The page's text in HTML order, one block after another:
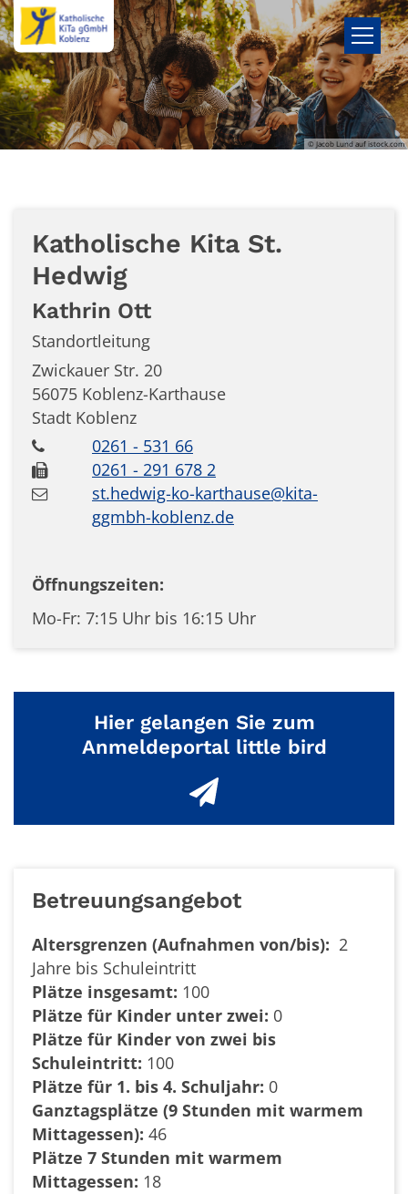
Zum Inhalt springen
© Jacob Lund auf istock.com
Katholische Kita St.
Hedwig
Kathrin Ott
Standortleitung
Zwickauer Str. 20
56075 Koblenz-Karthause
Stadt Koblenz
0261 - 531 66
0261 - 291 678 2
st.hedwig-ko-karthause@kita-
ggmbh-koblenz.de
Öffnungszeiten:
Mo-Fr: 7:15 Uhr bis 16:15 Uhr
Hier gelangen Sie zum
Anmeldeportal little bird
Betreuungsangebot
Altersgrenzen (Aufnahmen von/bis): 2
Jahre bis Schuleintritt
Plätze insgesamt: 100
Plätze für Kinder unter zwei: 0
Plätze für Kinder von zwei bis
Schuleintritt: 100
Plätze für 1. bis 4. Schuljahr: 0
Ganztagsplätze (9 Stunden mit warmem
Mittagessen): 46
Plätze 7 Stunden mit warmem
Mittagessen: 18